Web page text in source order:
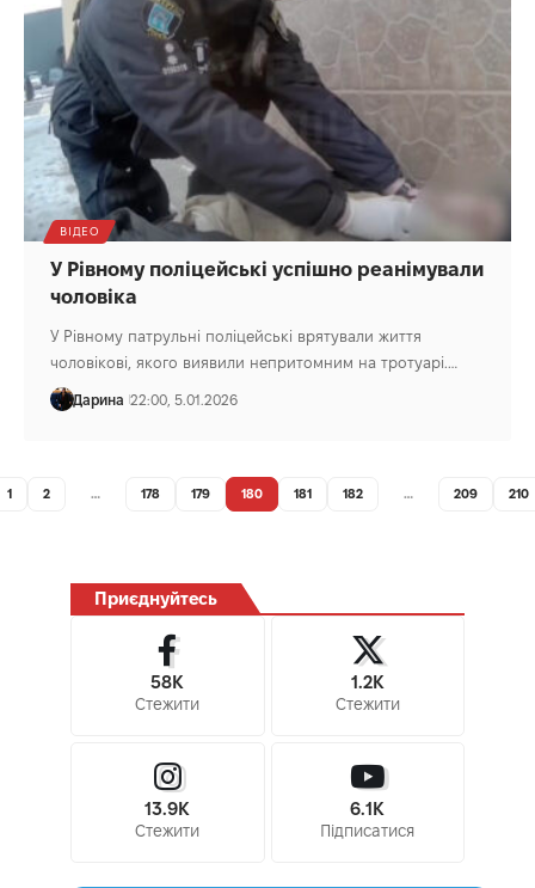
ВІДЕО
У Рівному поліцейські успішно реанімували
чоловіка
У Рівному патрульні поліцейські врятували життя
чоловікові, якого виявили непритомним на тротуарі.…
Дарина 22:00, 5.01.2026
1 2 … 178 179 180 181 182 … 209 210
Приєднуйтесь
58K
Стежити
1.2K
Стежити
13.9K
Стежити
6.1K
Підписатися